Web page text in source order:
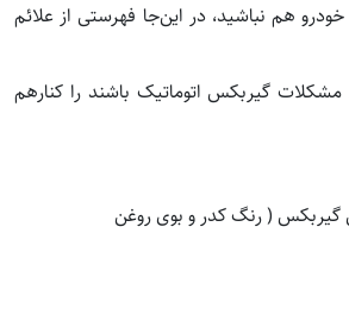
هم نباشید، در این‌جا فهرستی از علائم
گیربکس اتوماتیک باشند را کنارهم
گیربکس ( رنگ کدر و بوی روغن